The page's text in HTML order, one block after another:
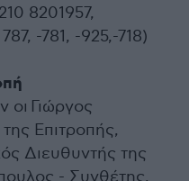
8201957,
-781, -925,-718)
οι Γιώργος
Επιτροπής,
Διευθυντής της
- Συνθέτης,